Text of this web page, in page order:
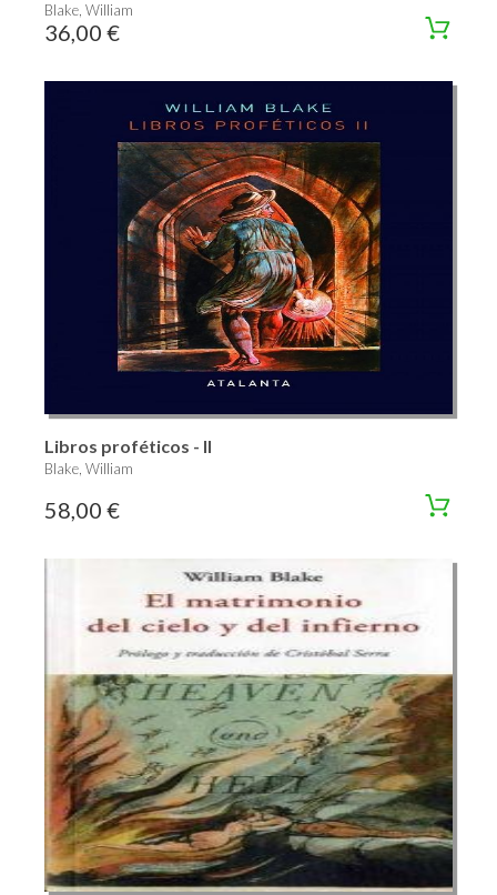
Blake, William
36,00 €
Libros proféticos - II
Blake, William
58,00 €